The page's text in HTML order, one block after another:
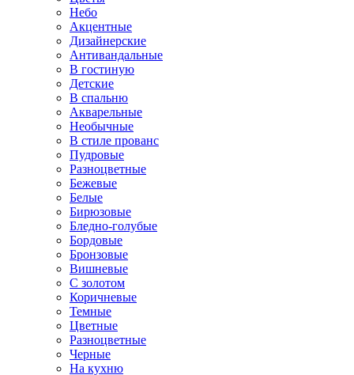
Небо
Акцентные
Дизайнерские
Антивандальные
В гостиную
Детские
В спальню
Акварельные
Необычные
В стиле прованс
Пудровые
Разноцветные
Бежевые
Белые
Бирюзовые
Бледно-голубые
Бордовые
Бронзовые
Вишневые
С золотом
Коричневые
Темные
Цветные
Разноцветные
Черные
На кухню